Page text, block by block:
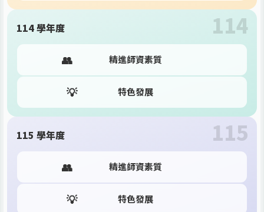
114
114 學年度
👥 精進師資素質
💡 特色發展
115
115 學年度
👥 精進師資素質
💡 特色發展